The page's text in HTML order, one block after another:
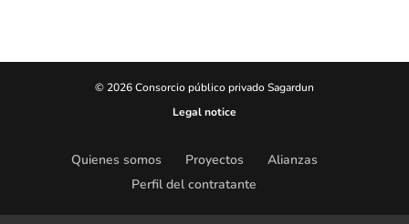
© 2026 Consorcio público privado Sagardun
Legal notice
Quienes somos Proyectos
Alianzas
Perfil del contratante